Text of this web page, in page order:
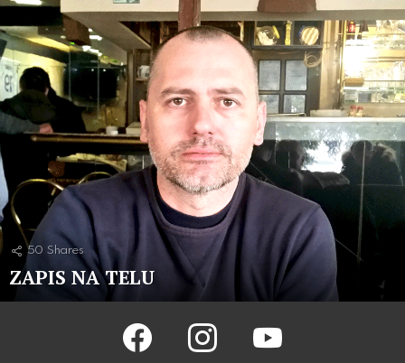
50 Shares
ZAPIS NA TELU
facebook instagram youtube